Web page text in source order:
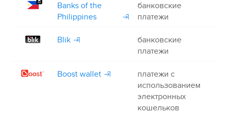
Banks of the
Philippines
банковские
платежи
Blik
банковские
платежи
Boost wallet
платежи с
использованием
электронных
кошельков